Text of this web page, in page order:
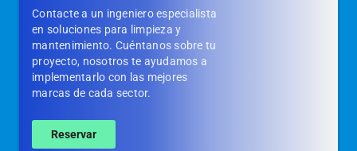
Contacte a un ingeniero especialista
en soluciones para limpieza y
mantenimiento. Cuéntanos sobre tu
proyecto, nosotros te ayudamos a
implementarlo con las mejores
marcas de cada sector.
Reservar